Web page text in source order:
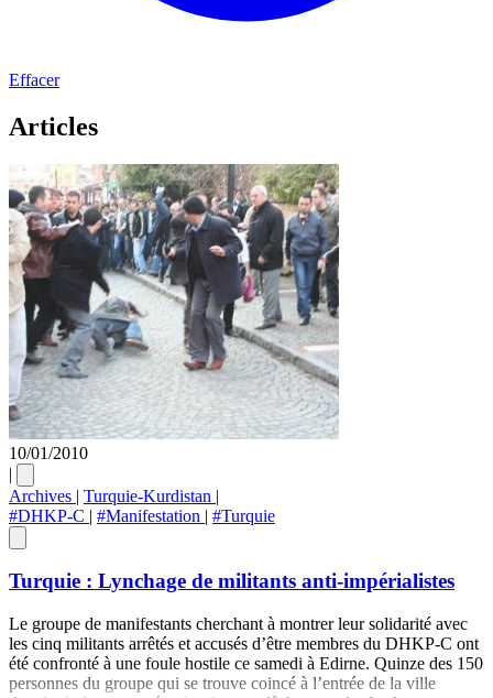
Effacer
Articles
10/01/2010
|
Archives | Turquie-Kurdistan |
#DHKP-C | #Manifestation | #Turquie
Turquie : Lynchage de militants anti-impérialistes
Le groupe de manifestants cherchant à montrer leur solidarité avec
les cinq militants arrêtés et accusés d’être membres du DHKP-C ont
été confronté à une foule hostile ce samedi à Edirne. Quinze des 150
personnes du groupe qui se trouve coincé à l’entrée de la ville